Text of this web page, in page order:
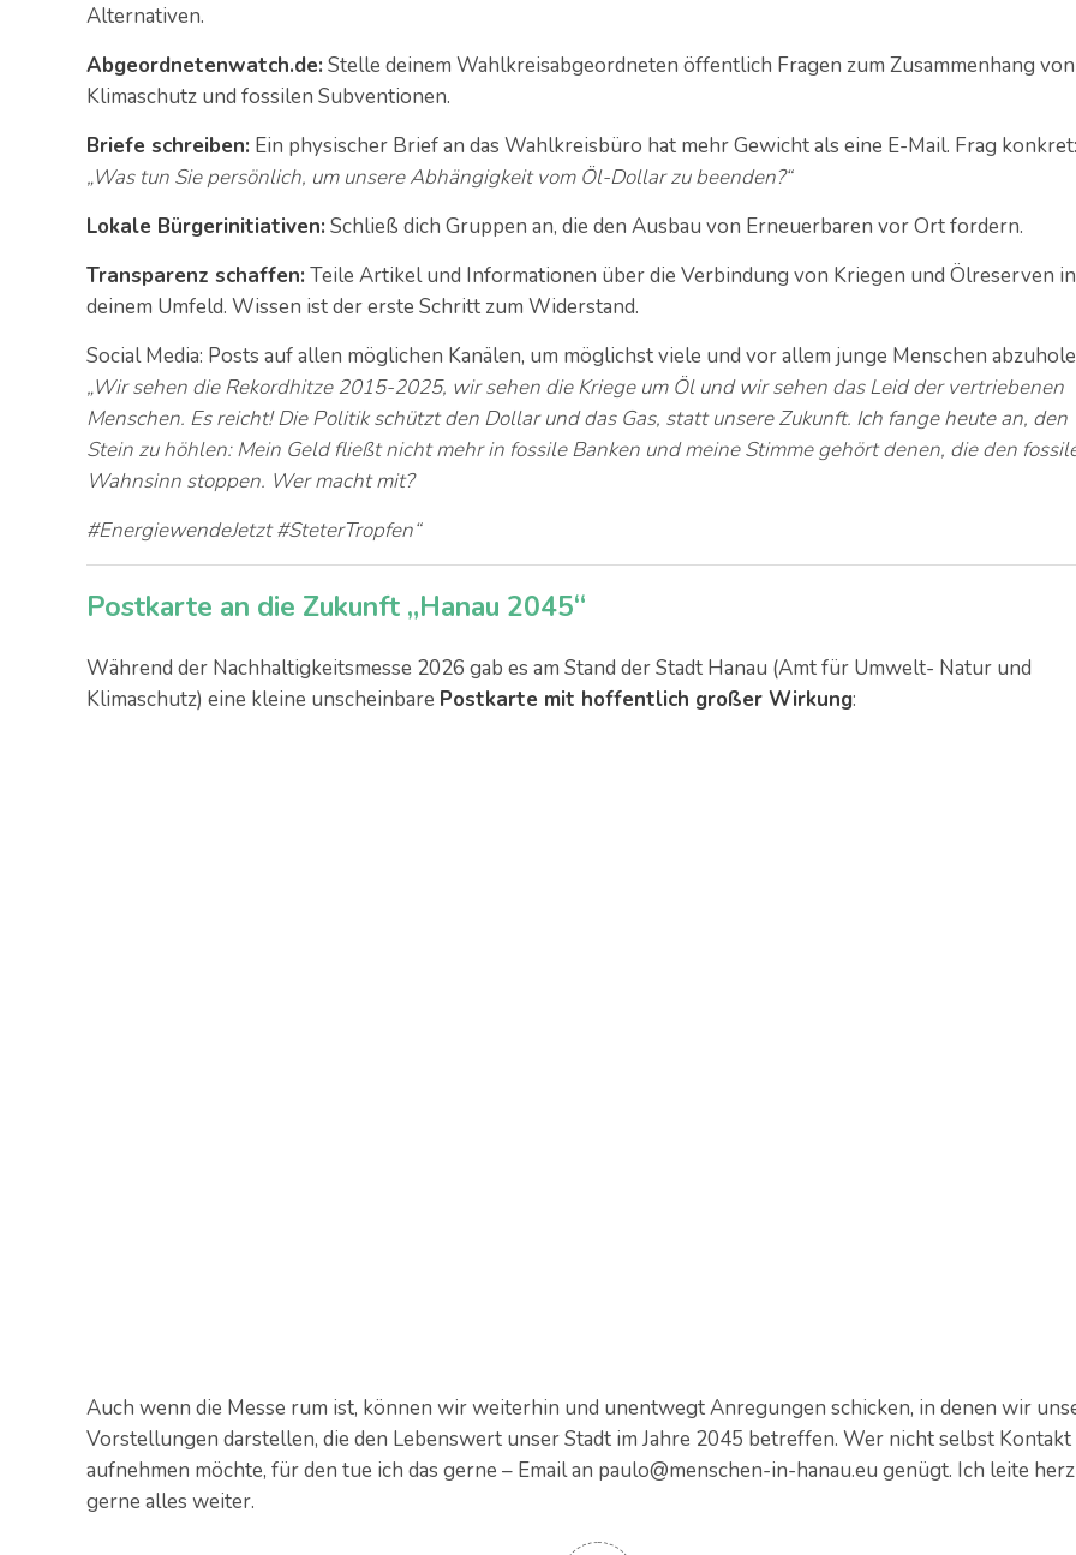
Alternativen.
Abgeordnetenwatch.de: Stelle deinem Wahlkreisabgeordneten öffentlich Fragen zum Zusammenhang von
Klimaschutz und fossilen Subventionen.
Briefe schreiben: Ein physischer Brief an das Wahlkreisbüro hat mehr Gewicht als eine E-Mail. Frag konkret:
„Was tun Sie persönlich, um unsere Abhängigkeit vom Öl-Dollar zu beenden?“
Lokale Bürgerinitiativen: Schließ dich Gruppen an, die den Ausbau von Erneuerbaren vor Ort fordern.
Transparenz schaffen: Teile Artikel und Informationen über die Verbindung von Kriegen und Ölreserven in
deinem Umfeld. Wissen ist der erste Schritt zum Widerstand.
Social Media: Posts auf allen möglichen Kanälen, um möglichst viele und vor allem junge Menschen
„Wir sehen die Rekordhitze 2015-2025, wir sehen die Kriege um Öl und wir sehen das Leid der vertriebenen
Menschen. Es reicht! Die Politik schützt den Dollar und das Gas, statt unsere Zukunft. Ich fange heute an, den
Stein zu höhlen: Mein Geld fließt nicht mehr in fossile Banken und meine Stimme gehört denen, die den
Wahnsinn stoppen. Wer macht mit?
#EnergiewendeJetzt #SteterTropfen“
Postkarte an die Zukunft „Hanau 2045“
Während der Nachhaltigkeitsmesse 2026 gab es am Stand der Stadt Hanau (Amt für Umwelt- Natur und
Klimaschutz) eine kleine unscheinbare Postkarte mit hoffentlich großer Wirkung:
Auch wenn die Messe rum ist, können wir weiterhin und unentwegt Anregungen schicken, in denen wir
Vorstellungen darstellen, die den Lebenswert unser Stadt im Jahre 2045 betreffen. Wer nicht selbst Kontakt
aufnehmen möchte, für den tue ich das gerne – Email an paulo@menschen-in-hanau.eu genügt. Ich leite
gerne alles weiter.